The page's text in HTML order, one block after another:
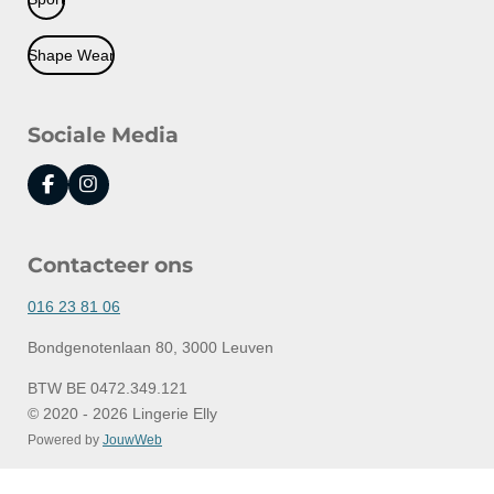
Shape Wear
Sociale Media
F
a
b
o
k
I
n
a
r
a
Contacteer ons
016 23 81 06
Bondgenotenlaan 80, 3000 Leuven
BTW BE 0472.349.121
© 2020 - 2026 Lingerie Elly
Powered by JouwWeb